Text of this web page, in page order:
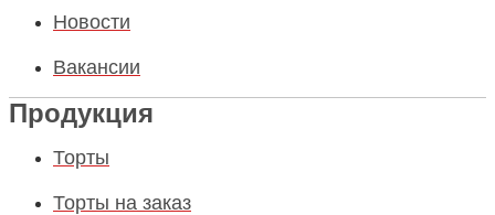
Новости
Вакансии
Продукция
Торты
Торты на заказ